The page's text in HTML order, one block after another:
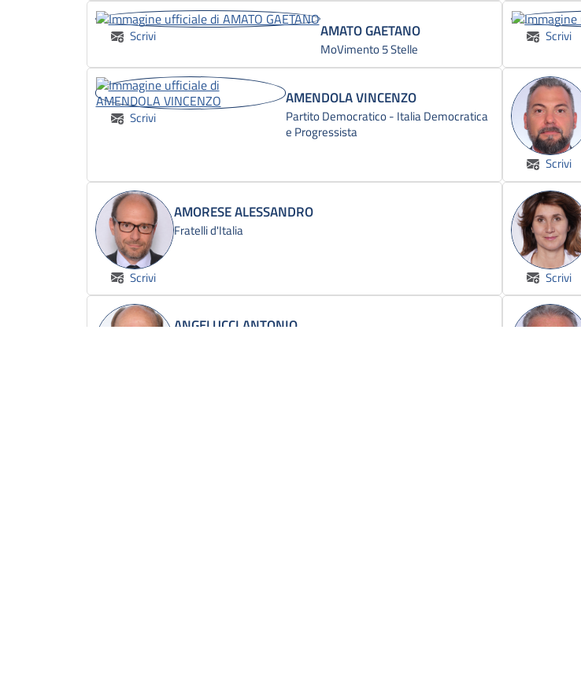
Scrivi AMATO GAETANO
MoVimento 5 Stelle
Scrivi
Scrivi
AMENDOLA VINCENZO
Partito Democratico - Italia Democratica
e Progressista
Scrivi
Scrivi
AMORESE ALESSANDRO
Fratelli d'Italia
Scrivi
ANGELUCCI ANTONIO